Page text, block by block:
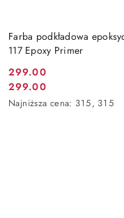
Farba podkładowa
117 Epoxy Primer
Cena
promocyjna:
299.00
Cena
promocyjna:
299.00
Najniższa
Najniższa cena: 315, 315